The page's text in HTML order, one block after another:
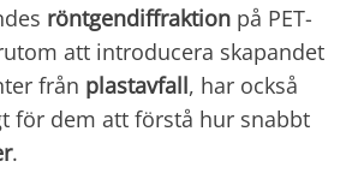
röntgendiffraktion på PET-
att introducera skapandet
från plastavfall, har också
för dem att förstå hur snabbt
.